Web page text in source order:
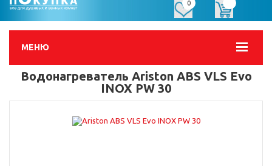
МЕНЮ
0
Водонагреватель Ariston ABS VLS Evo
INOX PW 30